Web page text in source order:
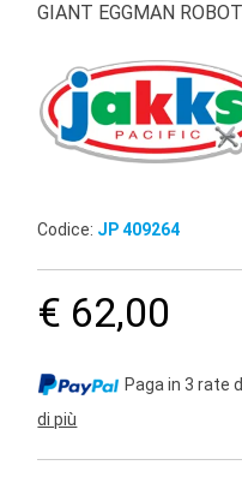
GIANT EGGMAN
Codice: JP 409264
€ 62,00
Paga in 3 rate
di più